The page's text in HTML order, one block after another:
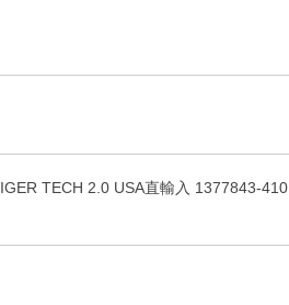
TECH 2.0 USA直輸入 1377843-410